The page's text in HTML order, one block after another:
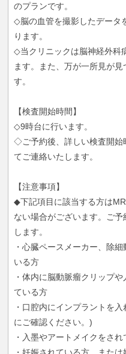
のプランです。
◇脳の血管を撮影したデータ
ります。
◇当クリニックは脳神経外科
ます。また、万が一所見が
す。
【検査開始時間】
◇9時台に行います。
◇ご予約後、詳しい検査開始
てご連絡いたします。
【注意事項】
◆下記項目に該当する方は
ない場合がございます。ご
します。
・心臓ペースメーカー、除
いる方
・体内に脳動脈瘤クリップ
ている方
・口腔内にインプラントを
にご確認ください。)
・入墨やアートメイクをさ